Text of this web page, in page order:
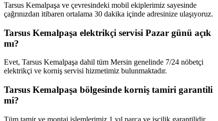
Tarsus Kemalpaşa ve çevresindeki mobil ekiplerimiz sayesinde
çağrınızdan itibaren ortalama 30 dakika içinde adresinize ulaşıyoruz.
Tarsus Kemalpaşa elektrikçi servisi Pazar günü açık
mı?
Evet, Tarsus Kemalpaşa dahil tüm Mersin genelinde 7/24 nöbetçi
elektrikçi ve korniş servisi hizmetimiz bulunmaktadır.
Tarsus Kemalpaşa bölgesinde korniş tamiri garantili
mi?
Tüm tamir ve montaj işlemlerimiz 1 yıl parça ve işçilik garantilidir.